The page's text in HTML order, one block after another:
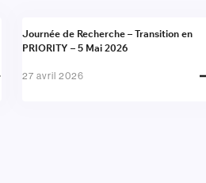
Actualité
Journée de Recherche – Transition en
PRIORITY – 5 Mai 2026
27 avril 2026